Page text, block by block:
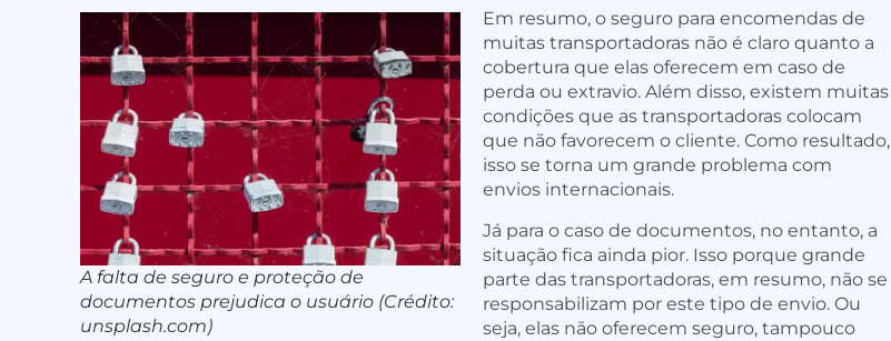
A falta de seguro e proteção de
documentos prejudica o usuário (Crédito:
unsplash.com)
Em resumo, o seguro para encomendas de
muitas transportadoras não é claro quanto a
cobertura que elas oferecem em caso de
perda ou extravio. Além disso, existem muitas
condições que as transportadoras colocam
que não favorecem o cliente. Como resultado,
isso se torna um grande problema com
envios internacionais.
Já para o caso de documentos, no entanto, a
situação fica ainda pior. Isso porque grande
parte das transportadoras, em resumo, não se
responsabilizam por este tipo de envio. Ou
seja, elas não oferecem seguro, tampouco